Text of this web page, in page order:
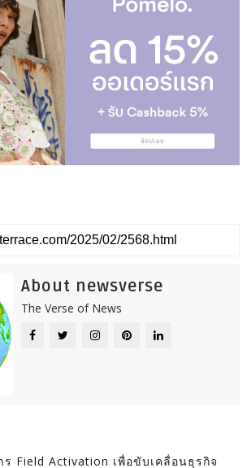
About newsverse
The Verse of News
ร Field Activation เพื่อขับเคลื่อนธุรกิจ